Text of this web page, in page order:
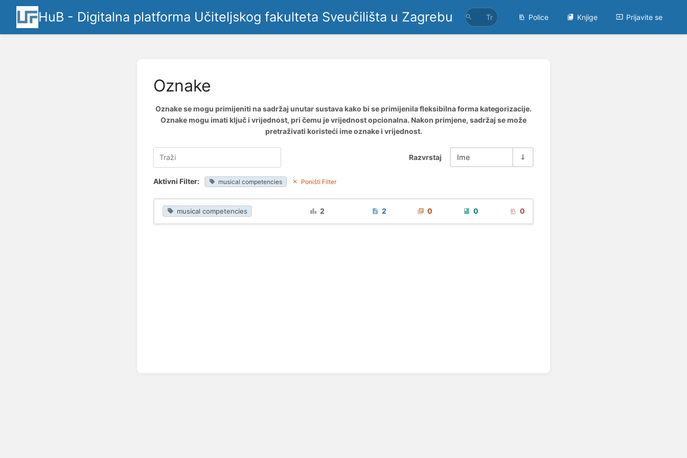
HuB - Digitalna platforma Učiteljskog fakulteta Sveučilišta u Zagrebu Police Knjige Prijavite se
Oznake
Oznake se mogu primijeniti na sadržaj unutar sustava kako bi se primijenila fleksibilna forma kategorizacije.
Oznake mogu imati ključ i vrijednost, pri čemu je vrijednost opcionalna. Nakon primjene, sadržaj se može
pretraživati koristeći ime oznake i vrijednost.
Razvrstaj Ime
Aktivni Filter: musical competencies Poništi Filter
musical competencies 2 2 0 0 0